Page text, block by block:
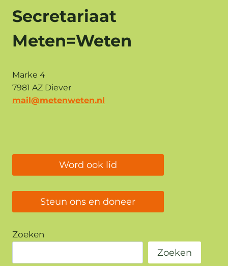
Secretariaat
Meten=Weten
Marke 4
7981 AZ Diever
mail@metenweten.nl
Word ook lid
Steun ons en doneer
Zoeken
Zoeken